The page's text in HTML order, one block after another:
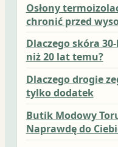
Osłony
chronić przed
Dlaczego skóra
niż 20 lat temu?
Dlaczego drogie
tylko dodatek
Butik Modowy
Naprawdę do